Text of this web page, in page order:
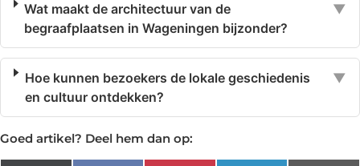
Wat maakt de architectuur van de
begraafplaatsen in Wageningen bijzonder?
▼
Hoe kunnen bezoekers de lokale geschiedenis
en cultuur ontdekken?
▼
Goed artikel? Deel hem dan op: